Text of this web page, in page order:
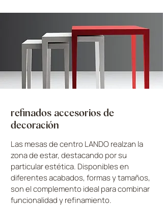
refinados accesorios de
decoración
Las mesas de centro LANDO realzan la
zona de estar, destacando por su
particular estética. Disponibles en
diferentes acabados, formas y tamaños,
son el complemento ideal para combinar
funcionalidad y refinamiento.